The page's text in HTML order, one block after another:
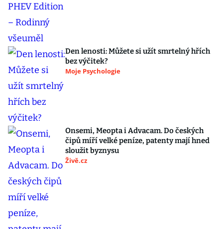
Den lenosti: Můžete si užít smrtelný hřích
bez výčitek?
Moje Psychologie
Onsemi, Meopta i Advacam. Do českých
čipů míří velké peníze, patenty mají hned
sloužit byznysu
Živě.cz